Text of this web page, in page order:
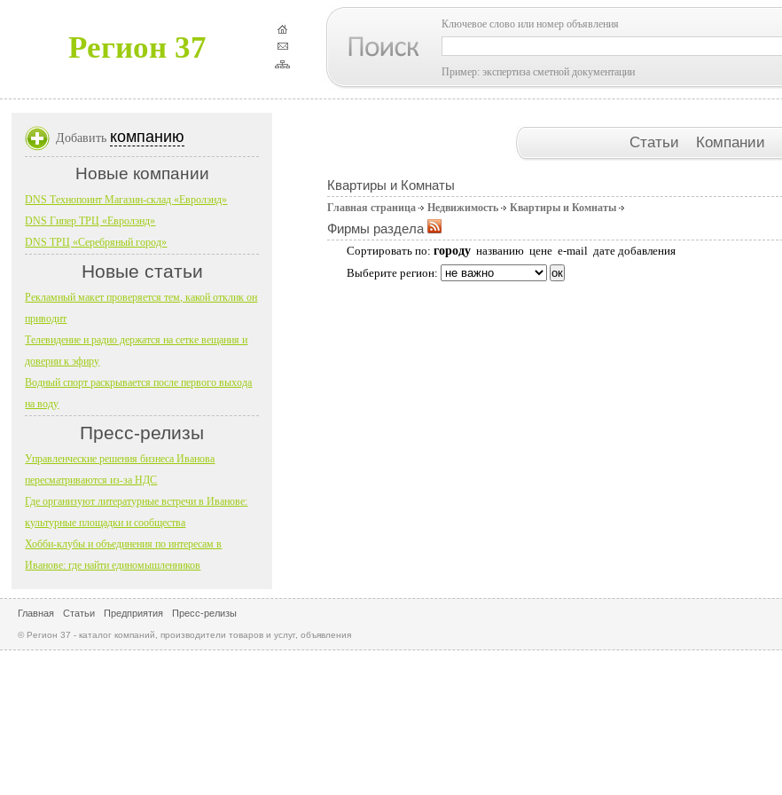
Регион 37
Ключевое слово или номер объявления
Пример: экспертиза сметной документации
Статьи Компании
Квартиры и Комнаты
Главная страница Недвижимость Квартиры и Комнаты
Фирмы раздела
Сортировать по: городу названию цене e-mail дате добавления
Выберите регион:
Добавить компанию
Новые компании
DNS Технопоинт Магазин-склад «Евролэнд»
DNS Гипер ТРЦ «Евролэнд»
DNS ТРЦ «Серебряный город»
Новые статьи
Рекламный макет проверяется тем, какой отклик он
приводит
Телевидение и радио держатся на сетке вещания и
доверии к эфиру
Водный спорт раскрывается после первого выхода
на воду
Пресс-релизы
Управленческие решения бизнеса Иванова
пересматриваются из-за НДС
Где организуют литературные встречи в Иванове:
культурные площадки и сообщества
Хобби-клубы и объединения по интересам в
Иванове: где найти единомышленников
Главная Статьи Предприятия Пресс-релизы
© Регион 37 - каталог компаний, производители товаров и услуг, объявления